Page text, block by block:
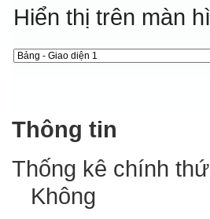
Hiển thị trên màn
Thông tin
Thống kê chính
Không